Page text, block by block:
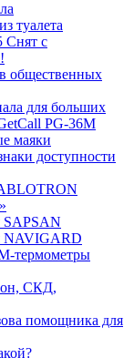
туалета
Снят с
общественных
для больших
PG-36M
маяки
доступности
SAPSAN
NAVIGARD
термометры
СКД,
помощника для